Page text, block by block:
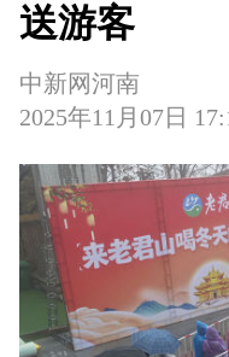
送游客
中新网河南
2025年11月07日